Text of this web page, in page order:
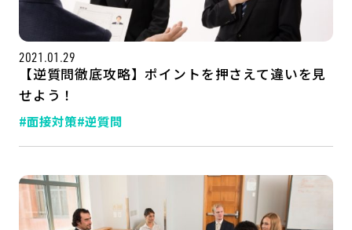
2021.01.29
【逆質問徹底攻略】ポイントを押さえて違いを見
せよう！
#面接対策#逆質問